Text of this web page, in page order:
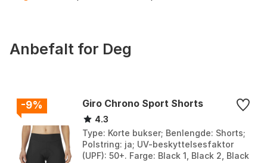
Anbefalt for Deg
-9% Giro Chrono Sport Shorts
4.3
Type: Korte bukser; Benlengde: Shorts;
Polstring: ja; UV-beskyttelsesfaktor
(UPF): 50+. Farge: Black 1, Black 2, Black